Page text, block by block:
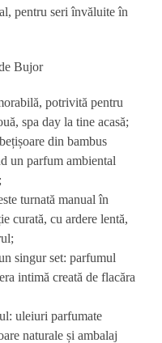
pentru seri învăluite în
Bujor
potrivită pentru
spa day la tine acasă;
din bambus
un parfum ambiental
turnată manual în
curată, cu ardere lentă,
singur set: parfumul
intimă creată de flacăra
uleiuri parfumate
naturale și ambalaj